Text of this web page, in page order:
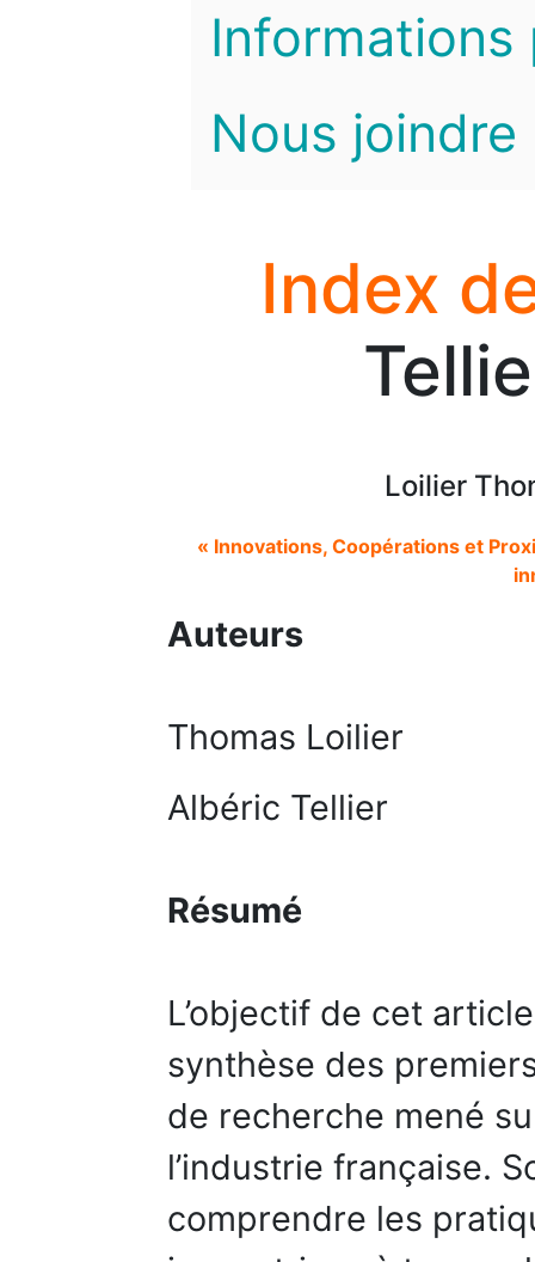
Informations
Nous joindre
Index
Loilier
« Innovations, Coopérations et
Auteurs
Thomas Loilier
Albéric Tellier
Résumé
L’objectif de cet
synthèse des
de recherche mené
l’industrie française.
comprendre les